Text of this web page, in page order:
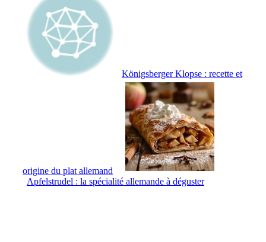
Königsberger Klopse : recette et
origine du plat allemand
Apfelstrudel : la spécialité allemande à déguster